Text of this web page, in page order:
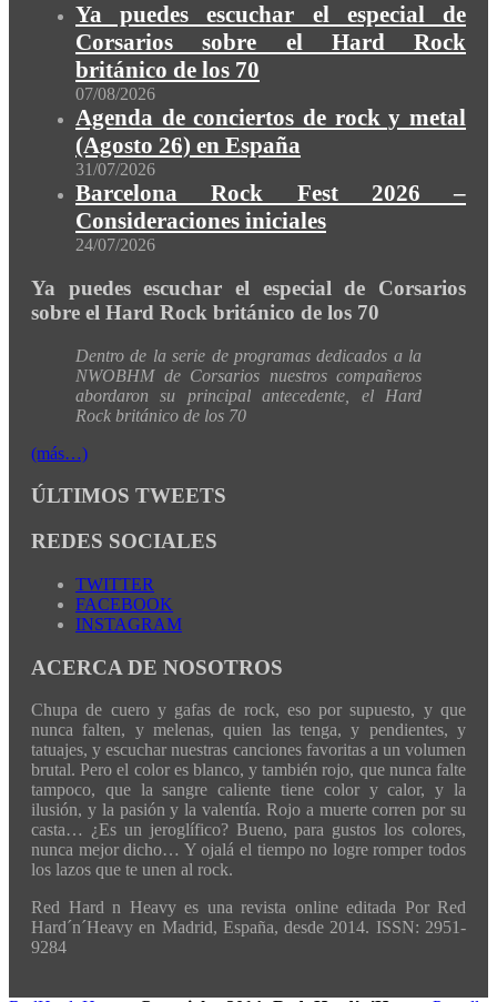
Ya puedes escuchar el especial de
Corsarios sobre el Hard Rock
británico de los 70
07/08/2026
Agenda de conciertos de rock y metal
(Agosto 26) en España
31/07/2026
Barcelona Rock Fest 2026 –
Consideraciones iniciales
24/07/2026
Ya puedes escuchar el especial de Corsarios
sobre el Hard Rock británico de los 70
Dentro de la serie de programas dedicados a la
NWOBHM de Corsarios nuestros compañeros
abordaron su principal antecedente, el Hard
Rock británico de los 70
(más…)
ÚLTIMOS TWEETS
REDES SOCIALES
TWITTER
FACEBOOK
INSTAGRAM
ACERCA DE NOSOTROS
Chupa de cuero y gafas de rock, eso por supuesto, y que
nunca falten, y melenas, quien las tenga, y pendientes, y
tatuajes, y escuchar nuestras canciones favoritas a un volumen
brutal. Pero el color es blanco, y también rojo, que nunca falte
tampoco, que la sangre caliente tiene color y calor, y la
ilusión, y la pasión y la valentía. Rojo a muerte corren por su
casta… ¿Es un jeroglífico? Bueno, para gustos los colores,
nunca mejor dicho… Y ojalá el tiempo no logre romper todos
los lazos que te unen al rock.
Red Hard n Heavy es una revista online editada Por Red
Hard´n´Heavy en Madrid, España, desde 2014. ISSN: 2951-
9284